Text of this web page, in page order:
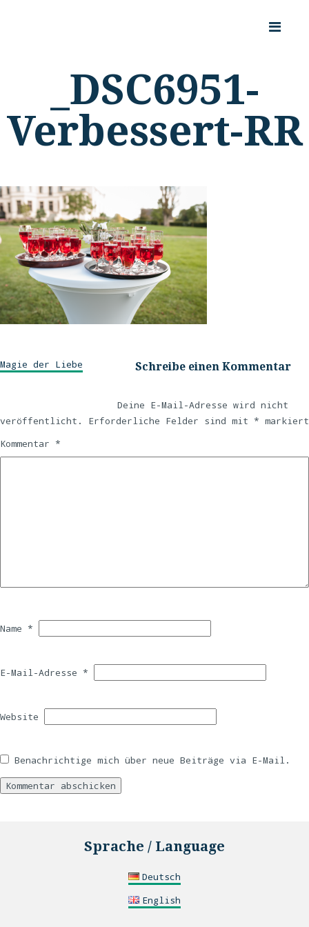
_DSC6951-
Verbessert-RR
Magie der Liebe Schreibe einen Kommentar
Deine E-Mail-Adresse wird nicht
veröffentlicht.
Erforderliche Felder sind mit * markiert
Kommentar *
Name *
E-Mail-Adresse *
Website
Benachrichtige mich über neue Beiträge via E-Mail.
Sprache / Language
Deutsch
English